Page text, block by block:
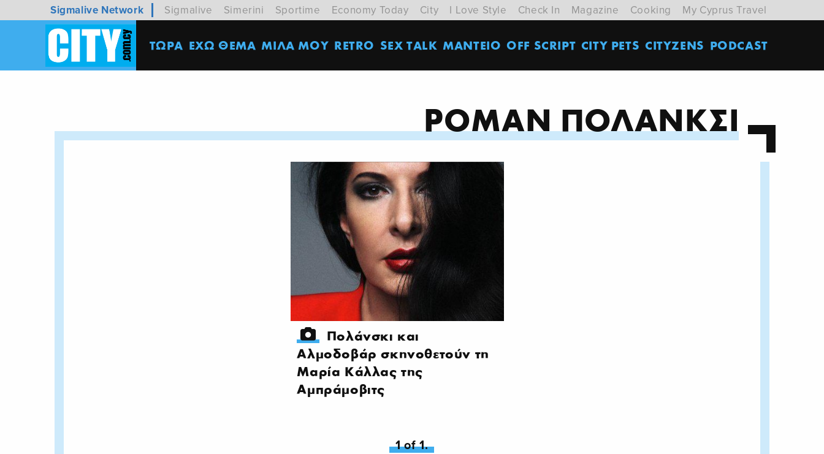
Sigmalive Network Sigmalive Simerini Sportime Economy Today City I Love Style Check In Magazine Cooking My Cyprus Travel
ΤΩΡΑ ΕΧΩ ΘΕΜΑ MΙΛΑ ΜΟΥ RETRO SEX TALK ΜΑΝΤΕΙΟ OFF SCRIPT CITY PETS CITYZENS PODCAST
ΡΟΜΑΝ ΠΟΛΑΝΚΣΙ
Πολάνσκι και
Αλμοδοβάρ σκηνοθετούν τη
Μαρία Κάλλας της
Αμπράμοβιτς
You're on page
1 of 1.